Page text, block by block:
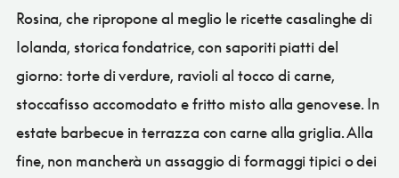
Rosina, che ripropone al meglio le ricette casalinghe di
Iolanda, storica fondatrice, con saporiti piatti del
giorno: torte di verdure, ravioli al tocco di carne,
stoccafisso accomodato e fritto misto alla genovese. In
estate barbecue in terrazza con carne alla griglia. Alla
fine, non mancherà un assaggio di formaggi tipici o dei